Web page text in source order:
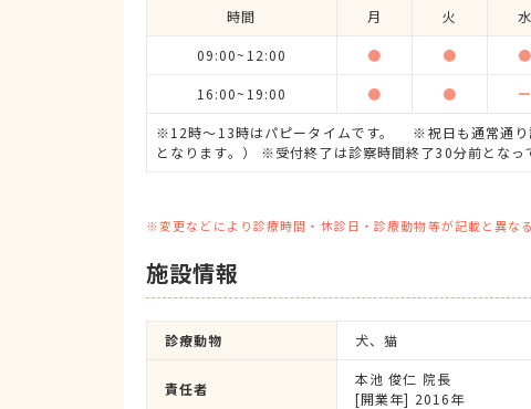
時間 月 火 水
09:00~12:00 ● ● ●
16:00~19:00 ● ● ー
※12時〜13時はパピータイムです。 ※祝日も通常通り
となります。） ※受付終了は診察時間終了30分前となっ
※変更などにより診療時間・休診日・診療動物等が記載と異な
施設情報
診療動物 犬、猫
責任者
本池 俊仁 院長
[開業年] 2016年